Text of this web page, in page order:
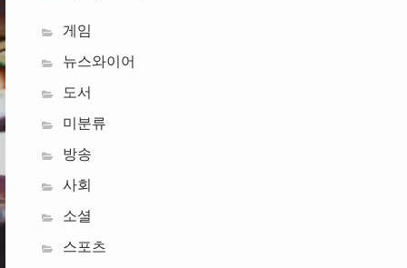
게임
뉴스와이어
도서
미분류
방송
사회
소셜
스포츠